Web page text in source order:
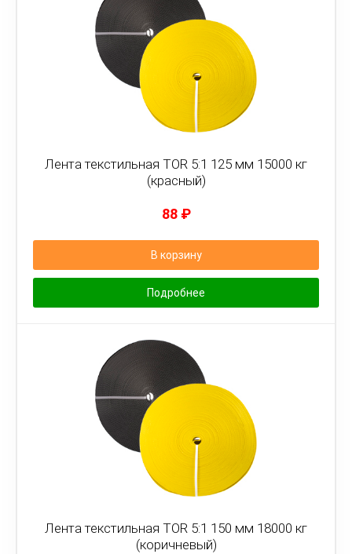
Лента текстильная TOR 5:1 125 мм 15000 кг
(красный)
88 ₽
В корзину
Подробнее
Лента текстильная TOR 5:1 150 мм 18000 кг
(коричневый)